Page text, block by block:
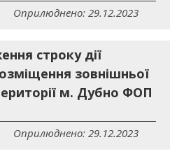
Оприлюднено: 29.12.2023
строку дії
зовнішньої
м. Дубно ФОП
Оприлюднено: 29.12.2023